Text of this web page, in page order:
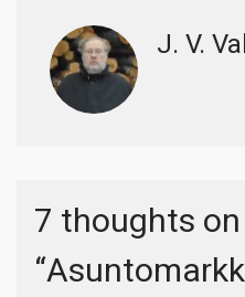
J. V.
7 thoughts on
“